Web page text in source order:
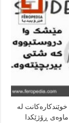
لە
ڕۆژێکدا